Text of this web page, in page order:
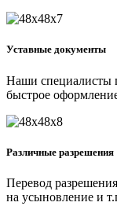
Уставные документы
Наши специалисты
быстрое
Различные разрешения
Перевод
на усыновление и